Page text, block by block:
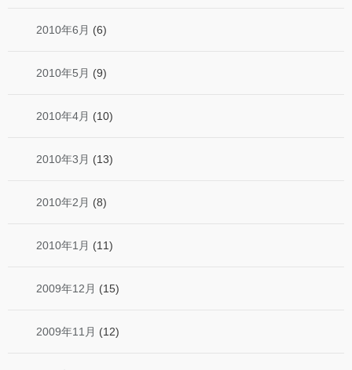
2010年6月 (6)
2010年5月 (9)
2010年4月 (10)
2010年3月 (13)
2010年2月 (8)
2010年1月 (11)
2009年12月 (15)
2009年11月 (12)